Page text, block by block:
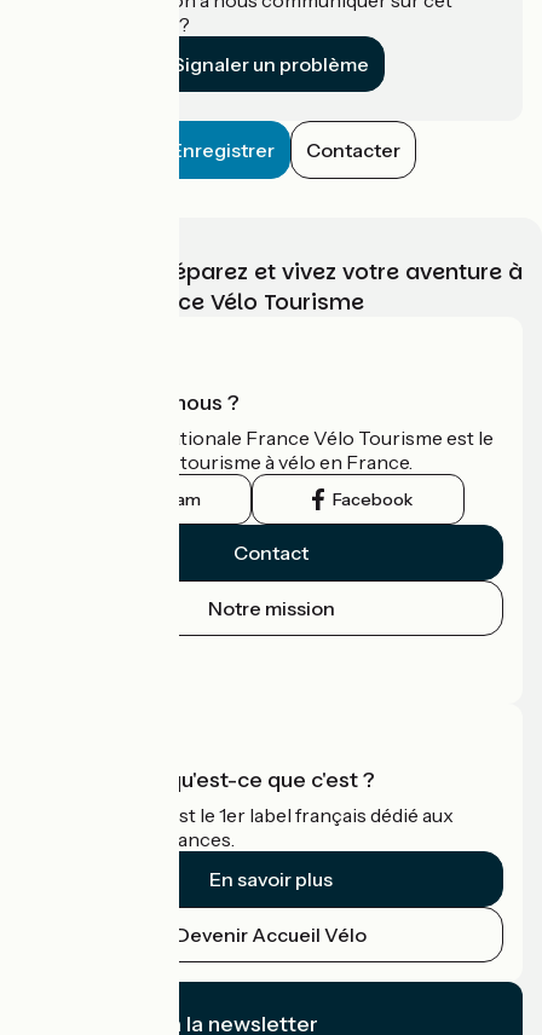
établissement ?
Signaler un problème
Enregistrer Contacter
Choisissez, préparez et vivez votre aventure à
vélo avec France Vélo Tourisme
Qui sommes-nous ?
L'association nationale France Vélo Tourisme est le
guide officiel du tourisme à vélo en France.
Instagram Facebook
Contact
Notre mission
Accueil Vélo qu'est-ce que c'est ?
Accueil Vélo c'est le 1er label français dédié aux
cyclistes en vacances.
En savoir plus
Devenir Accueil Vélo
Je m'abonne à la newsletter